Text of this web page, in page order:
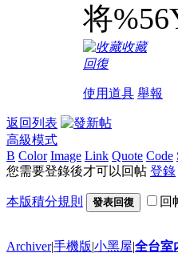
将
收藏
回復
使用道具 舉報
返回列表
高級模式
B Color Image Link Quote Code
您需要登錄後才可以回帖 登錄
本版積分規則 發表回復 回
Archiver|手機版|小黑屋|全台室